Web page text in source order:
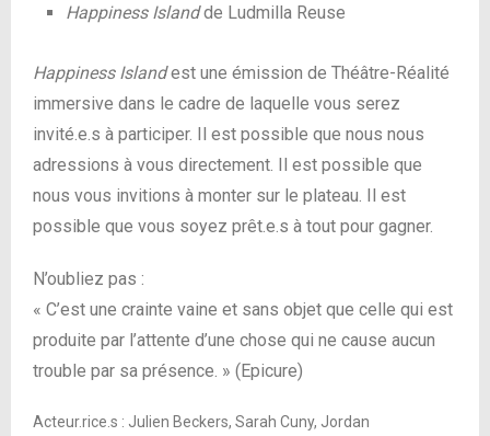
Happiness Islandde Ludmilla Reuse
Happiness Islandest une émission de Théâtre-Réalité
immersive dans le cadre de laquelle vous serez
invité.e.s à participer. Il est possible que nous nous
adressions à vous directement. Il est possible que
nous vous invitions à monter sur le plateau. Il est
possible que vous soyez prêt.e.s à tout pour gagner.
N’oubliez pas :
« C’est une crainte vaine et sans objet que celle qui est
produite par l’attente d’une chose qui ne cause aucun
trouble par sa présence. » (Epicure)
Acteur.rice.s : Julien Beckers, Sarah Cuny, Jordan